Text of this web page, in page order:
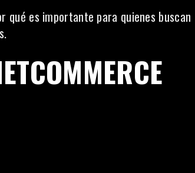
es importante para quienes buscan